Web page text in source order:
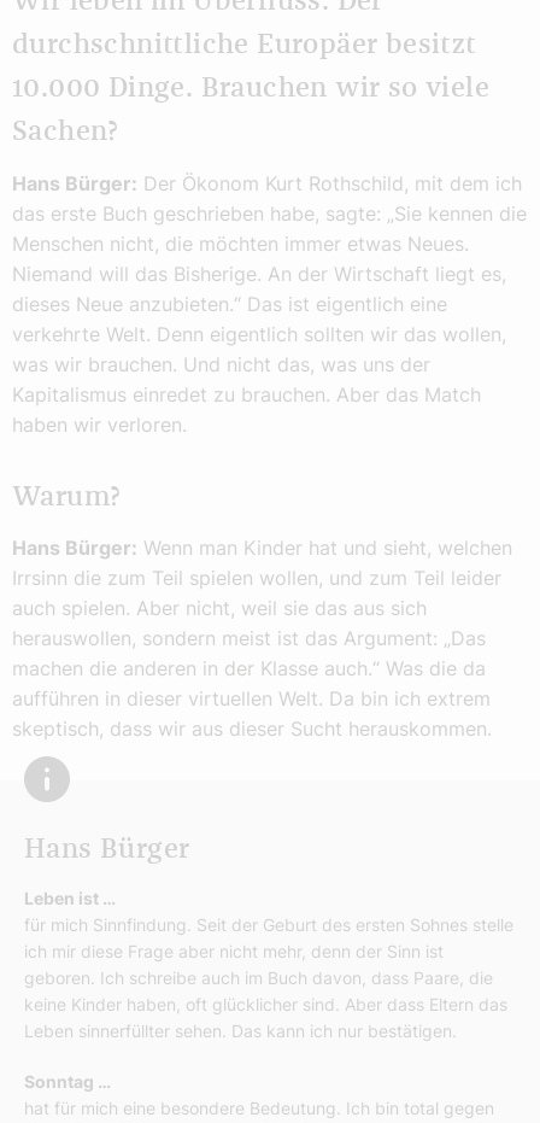
durchschnittliche Europäer besitzt
10.000 Dinge. Brauchen wir so viele
Sachen?
Hans Bürger: Der Ökonom Kurt Rothschild, mit dem ich
das erste Buch geschrieben habe, sagte: „Sie kennen die
Menschen nicht, die möchten immer etwas Neues.
Niemand will das Bisherige. An der Wirtschaft liegt es,
dieses Neue anzubieten.“ Das ist eigentlich eine
verkehrte Welt. Denn eigentlich sollten wir das wollen,
was wir brauchen. Und nicht das, was uns der
Kapitalismus einredet zu brauchen. Aber das Match
haben wir verloren.
Warum?
Hans Bürger: Wenn man Kinder hat und sieht, welchen
Irrsinn die zum Teil spielen wollen, und zum Teil leider
auch spielen. Aber nicht, weil sie das aus sich
herauswollen, sondern meist ist das Argument: „Das
machen die anderen in der Klasse auch.“ Was die da
aufführen in dieser virtuellen Welt. Da bin ich extrem
skeptisch, dass wir aus dieser Sucht herauskommen.
Hans Bürger
Leben ist …
für mich Sinnfindung. Seit der Geburt des ersten Sohnes stelle
ich mir diese Frage aber nicht mehr, denn der Sinn ist
geboren. Ich schreibe auch im Buch davon, dass Paare, die
keine Kinder haben, oft glücklicher sind. Aber dass Eltern das
Leben sinnerfüllter sehen. Das kann ich nur bestätigen.
Sonntag …
hat für mich eine besondere Bedeutung. Ich bin total gegen